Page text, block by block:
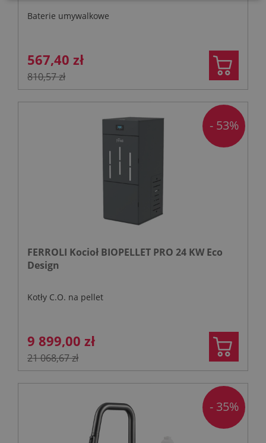
Baterie umywalkowe
567,40 zł
810,57 zł
FERROLI Kocioł BIOPELLET PRO 24 KW Eco
Design
Kotły C.O. na pellet
9 899,00 zł
21 068,67 zł
- 53%
- 35%